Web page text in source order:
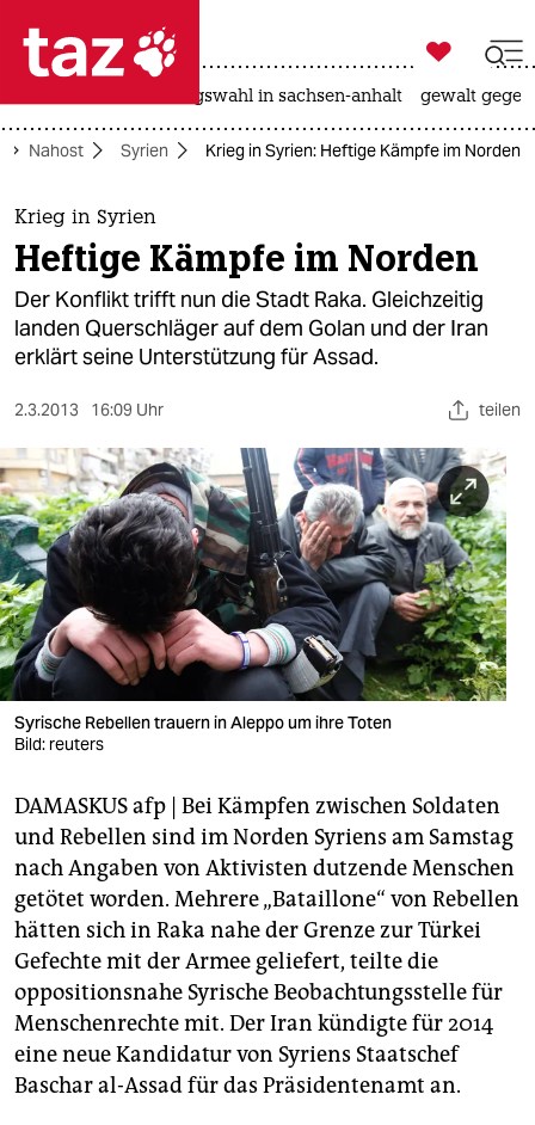
 taz zahl ich
taz zahl ich
themen
politik
öko
sport
berlin
nord
wahrheit
verlag
verlag
veranstaltungen
shop
fragen & hilfe
unterstützen
abo
genossenschaft
epaper login

taz zahl ich
landtagswahl in sachsen-anhalt gewalt
Nahost Syrien Krieg in Syrien: Heftige Kämpfe im Norden
Krieg in Syrien
Heftige Kämpfe im Norden
Der Konflikt trifft nun die Stadt Raka. Gleichzeitig
landen Querschläger auf dem Golan und der Iran
erklärt seine Unterstützung für Assad.
2.3.2013 16:09 Uhr teilen
Syrische Rebellen trauern in Aleppo um ihre Toten
Bild: reuters
DAMASKUS afp | Bei Kämpfen zwischen Soldaten
und Rebellen sind im Norden Syriens am Samstag
nach Angaben von Aktivisten dutzende Menschen
getötet worden. Mehrere „Bataillone“ von Rebellen
hätten sich in Raka nahe der Grenze zur Türkei
Gefechte mit der Armee geliefert, teilte die
oppositionsnahe Syrische Beobachtungsstelle für
Menschenrechte mit. Der Iran kündigte für 2014
eine neue Kandidatur von Syriens Staatschef
Baschar al-Assad für das Präsidentenamt an.